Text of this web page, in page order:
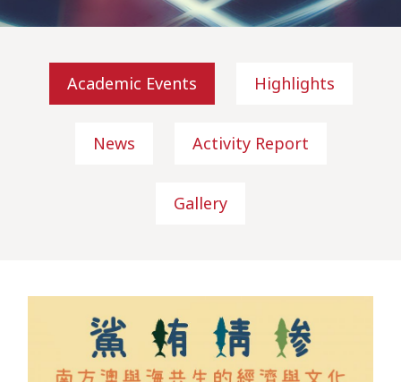
Academic Events Highlights
News Activity Report
Gallery